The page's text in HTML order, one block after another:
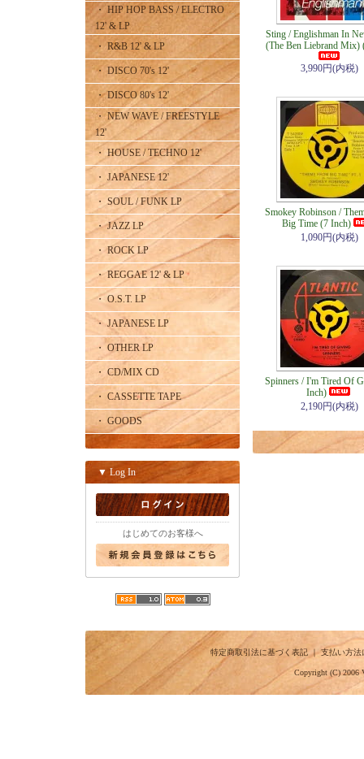
・ HIP HOP BASS / ELECTRO
12' & LP
・ R&B 12' & LP
・ DISCO 70's 12'
・ DISCO 80's 12'
・ NEW WAVE / FREESTYLE
12'
・ HOUSE / TECHNO 12'
・ JAPANESE 12'
・ SOUL / FUNK LP
・ JAZZ LP
・ ROCK LP
・ REGGAE 12' & LP
・ O.S.T. LP
・ JAPANESE LP
・ OTHER LP
・ CD/MIX CD
・ CASSETTE TAPE
・ GOODS
▼ Log In
はじめてのお客様へ
Sting / Englishman In
(The Ben Liebrand Mix)
3,990円(内税)
Smokey Robinson /
Big Time (7 Inch)
1,090円(内税)
Spinners / I'm Tired Of
Inch)
2,190円(内税)
特定商取引法に基づく表記｜支払い方法
Copyright (C) 2006